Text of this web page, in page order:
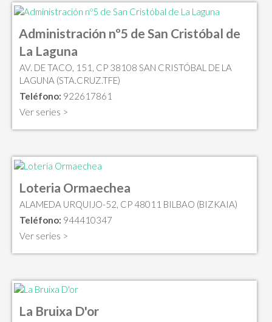
Administración nº5 de San Cristóbal de
La Laguna
AV. DE TACO, 151, CP 38108 SAN CRISTÓBAL DE LA
LAGUNA (STA.CRUZ.TFE)
Teléfono: 922617861
Ver series >
Loteria Ormaechea
ALAMEDA URQUIJO-52, CP 48011 BILBAO (BIZKAIA)
Teléfono: 944410347
Ver series >
La Bruixa D'or